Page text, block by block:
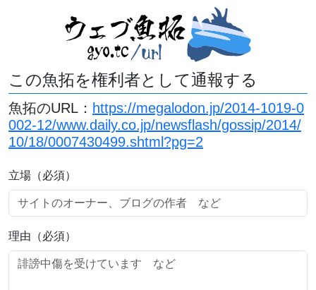
この魚拓を権利者として通報する
魚拓のURL： https://megalodon.jp/2014-1019-0
002-12/www.daily.co.jp/newsflash/gossip/2014/
10/18/0007430499.shtml?pg=2
立場（必須）
理由（必須）